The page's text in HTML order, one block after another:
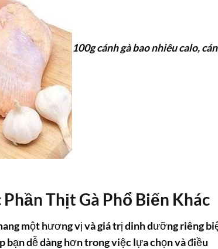
100g cánh gà bao nhiêu calo,
Thịt Gà Phổ Biến Khác
một hương vị và giá trị dinh dưỡng riêng
bạn dễ dàng hơn trong việc lựa chọn và điều